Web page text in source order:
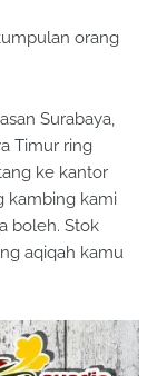
orang
Surabaya,
Timur ring
ke kantor
kambing kami
boleh. Stok
aqiqah kamu